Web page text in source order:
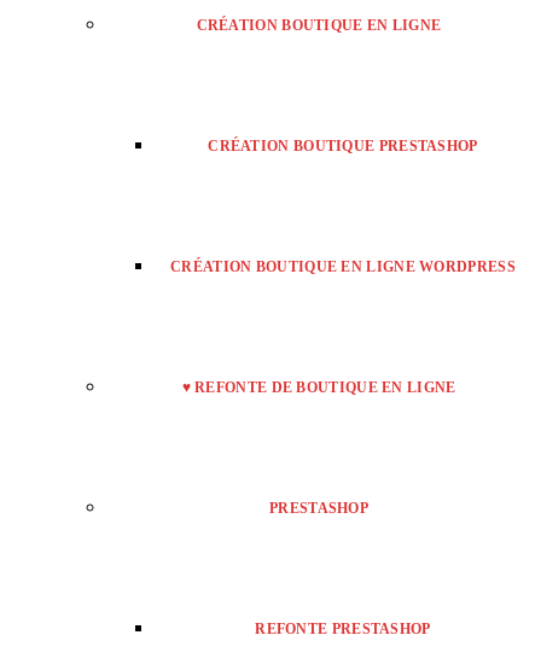
CRÉATION BOUTIQUE EN LIGNE
CRÉATION BOUTIQUE PRESTASHOP
CRÉATION BOUTIQUE EN LIGNE WORDPRESS
♥ REFONTE DE BOUTIQUE EN LIGNE
PRESTASHOP
REFONTE PRESTASHOP